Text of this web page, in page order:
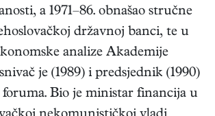
a 1971–86. obnašao stručne
državnoj banci, te u
analize Akademije
je (1989) i predsjednik (1990)
foruma. Bio je ministar financija u